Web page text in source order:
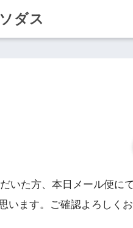
ダス
いた方、本日メール便に
ます。ご確認よろしくお